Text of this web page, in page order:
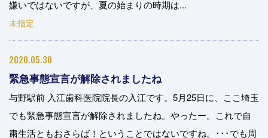
嫌いではないですが、夏の始まりの時期は...
未指定
2020.05.30
緊急事態宣言が解除されましたね
与野駅前 入江歯科医院院長の入江です。5月25日に、ここ埼玉
でも緊急事態宣言が解除されましたね。やったー。これで自
粛生活ともおさらば！ということではないですね。･･･でも周